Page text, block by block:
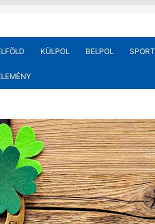
KÜLPOL BELPOL SPORT